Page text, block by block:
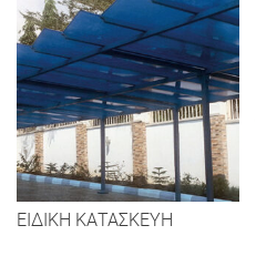
ΕΙΔΙΚΗ ΚΑΤΑΣΚΕΥΗ